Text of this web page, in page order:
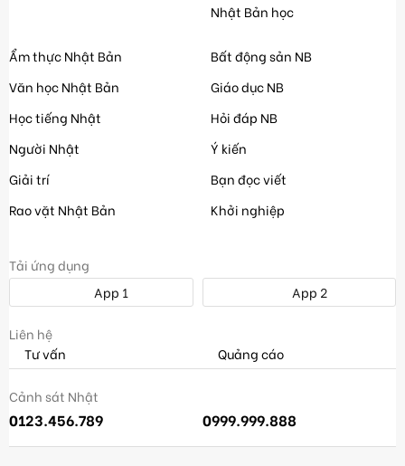
Nhật Bản học
Ẩm thực Nhật Bản
Văn học Nhật Bản
Học tiếng Nhật
Người Nhật
Giải trí
Rao vặt Nhật Bản
Bất động sản NB
Giáo dục NB
Hỏi đáp NB
Ý kiến
Bạn đọc viết
Khởi nghiệp
Tải ứng dụng
App 1
App 2
Liên hệ
Tư vấn
Quảng cáo
Cảnh sát Nhật
0123.456.789 0999.999.888